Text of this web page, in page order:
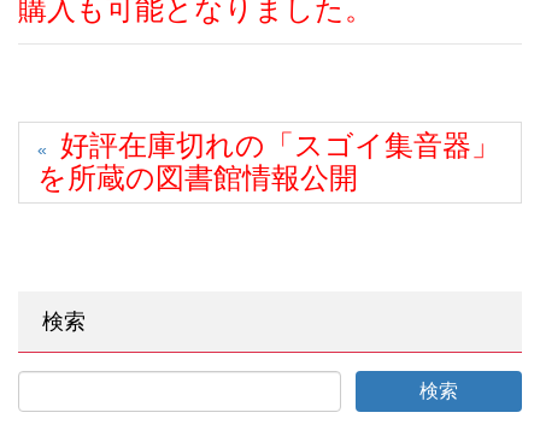
購入も可能となりました。
好評在庫切れの「スゴイ集音器」
を所蔵の図書館情報公開
検索